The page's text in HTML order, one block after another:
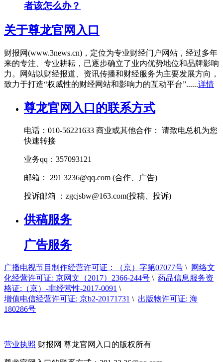
者该怎么办？
关于尊龙官网入口
财报网(www.3news.cn)，定位为专业财经门户网站，经过多年
来的专注、专业耕耘，已逐步确立了业内优势地位和品牌影响
力。网站以财经报道、资讯传播和财经服务为主要发展方向，
致力于打造“权威性的财经网站和影响力的互动平台”......详情
尊龙官网入口的联系方式
电话：010-56221633 商业或其他合作： 请致电总机为您
快速转接
业务qq：357093121
邮箱： 291 3236@qq.com (合作、广告)
投诉邮箱 ： zgcjsbw@163.com(投稿、投诉)
供稿服务
广告服务
广播电视节目制作经营许可证：（京）字第07077号 \ 网络文
化经营许可证: 京网文（2017）2366-244号 \ 药品信息服务资
格证:（京）-非经营性-2017-0091 \
增值电信经营许可证: 京b2-20171731 \ 出版物许可证: 海
180286号
营业执照 财报网 尊龙官网入口的版权所有